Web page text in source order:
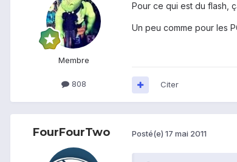
Membre
808
Pour ce qui est du flash,
Un peu comme pour les
Citer
FourFourTwo Posté(e) 17 mai 2011